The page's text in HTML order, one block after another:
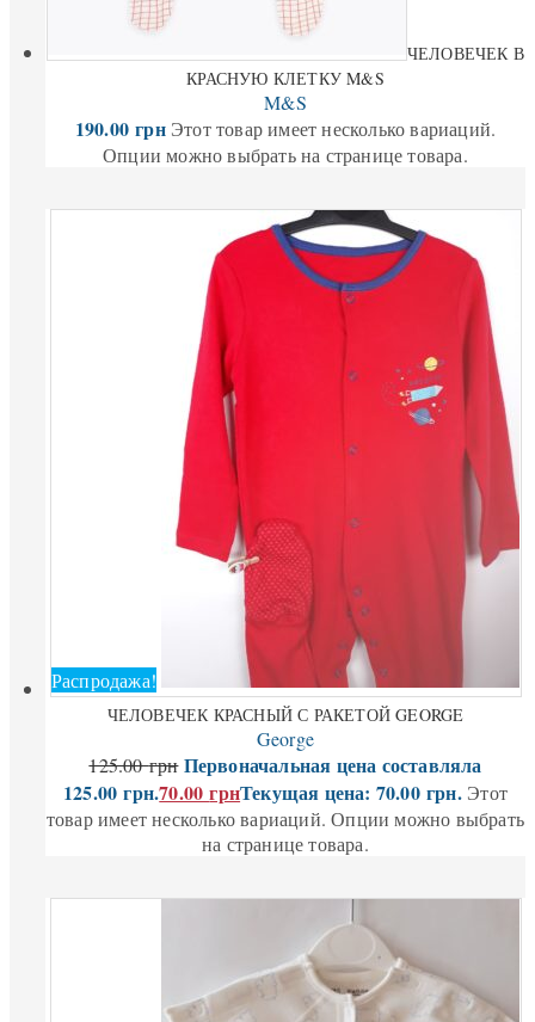
ЧЕЛОВЕЧЕК В
КРАСНУЮ КЛЕТКУ M&S
M&S
190.00грн Этот товар имеет несколько вариаций.
Опции можно выбрать на странице товара.
Распродажа!
ЧЕЛОВЕЧЕК КРАСНЫЙ С РАКЕТОЙ GEORGE
George
125.00грн Первоначальная цена составляла
125.00 грн.70.00грнТекущая цена: 70.00 грн. Этот
товар имеет несколько вариаций. Опции можно выбрать
на странице товара.